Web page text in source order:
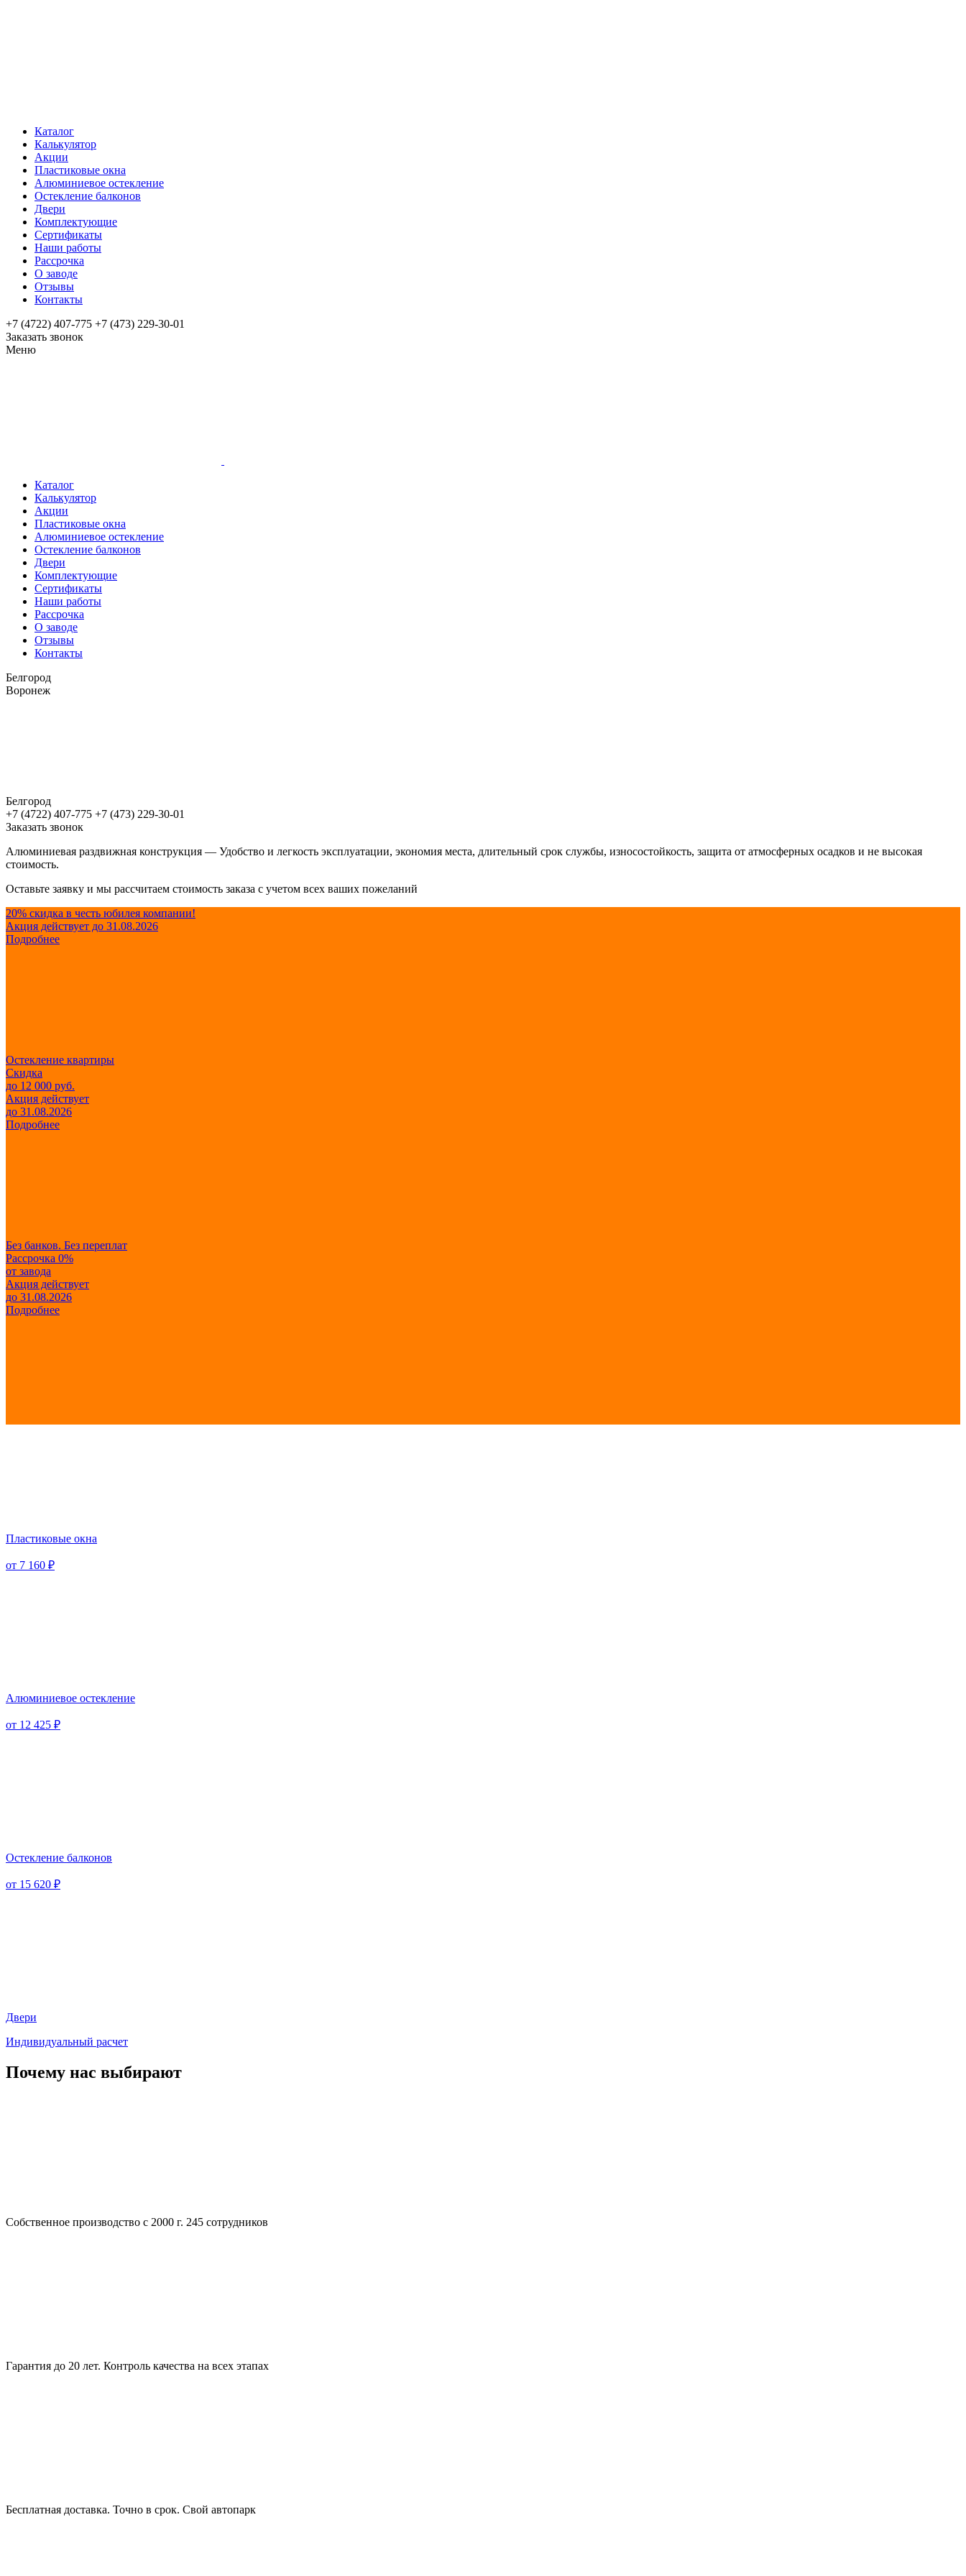
Каталог
Калькулятор
Акции
Пластиковые окна
Алюминиевое остекление
Остекление балконов
Двери
Комплектующие
Сертификаты
Наши работы
Рассрочка
О заводе
Отзывы
Контакты
+7 (4722) 407-775 +7 (473) 229-30-01
Заказать звонок
Меню
Каталог
Калькулятор
Акции
Пластиковые окна
Алюминиевое остекление
Остекление балконов
Двери
Комплектующие
Сертификаты
Наши работы
Рассрочка
О заводе
Отзывы
Контакты
Белгород
Воронеж
Белгород
+7 (4722) 407-775 +7 (473) 229-30-01
Заказать звонок
Алюминиевая раздвижная конструкция — Удобство и легкость эксплуатации, экономия места, длительный срок службы, износостойкость, защита от атмосферных осадков и не высокая
стоимость.
Оставьте заявку и мы рассчитаем стоимость заказа с учетом всех ваших пожеланий
20% скидка в честь юбилея компании!
Акция действует до 31.08.2026
Подробнее
Остекление квартиры
Скидка
до 12 000 руб.
Акция действует
до 31.08.2026
Подробнее
Без банков. Без переплат
Рассрочка 0%
от завода
Акция действует
до 31.08.2026
Подробнее
Пластиковые окна
от 7 160 ₽
Алюминиевое остекление
от 12 425 ₽
Остекление балконов
от 15 620 ₽
Двери
Индивидуальный расчет
Почему нас выбирают
Собственное производство с 2000 г. 245 сотрудников
Гарантия до 20 лет. Контроль качества на всех этапах
Бесплатная доставка. Точно в срок. Свой автопарк